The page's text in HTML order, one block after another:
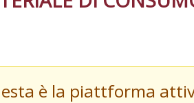
è la piattforma